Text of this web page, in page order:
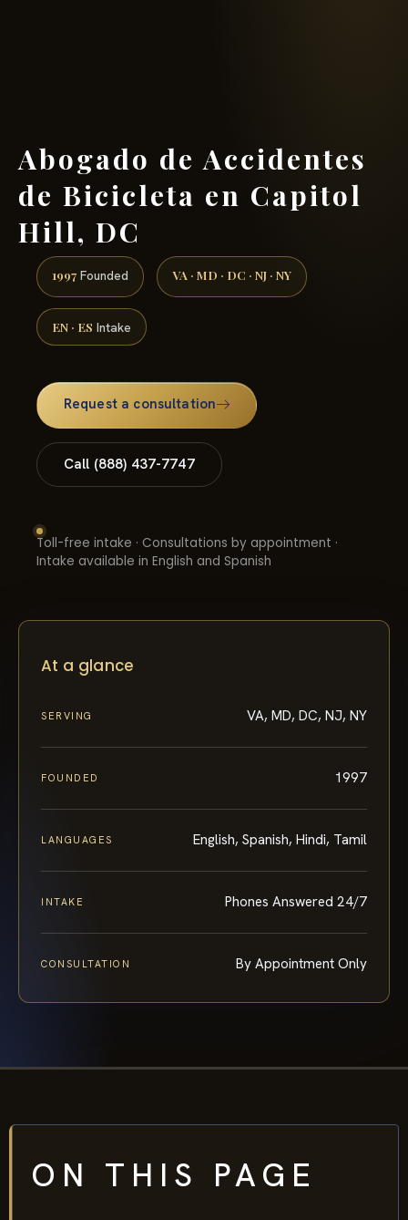
Abogado de Accidentes
de Bicicleta en Capitol
Hill, DC
1997 Founded VA · MD · DC · NJ · NY
EN · ES Intake
Request a consultation
Call (888) 437-7747
Toll-free intake · Consultations by appointment ·
Intake available in English and Spanish
At a glance
SERVING VA, MD, DC, NJ, NY
FOUNDED 1997
LANGUAGES English, Spanish, Hindi, Tamil
INTAKE Phones Answered 24/7
CONSULTATION By Appointment Only
ON THIS PAGE